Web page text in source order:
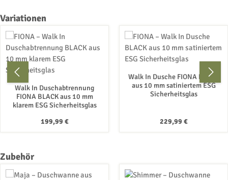
Produktgalerie überspringen
Variationen
Walk In Duschabtrennung
FIONA BLACK aus 10 mm
klarem ESG Sicherheitsglas
Regulärer Preis:
199,99 €
Walk In Dusche FIONA BLACK
aus 10 mm satiniertem ESG
Sicherheitsglas
Regulärer Preis:
229,99 €
Produktgalerie überspringen
Zubehör